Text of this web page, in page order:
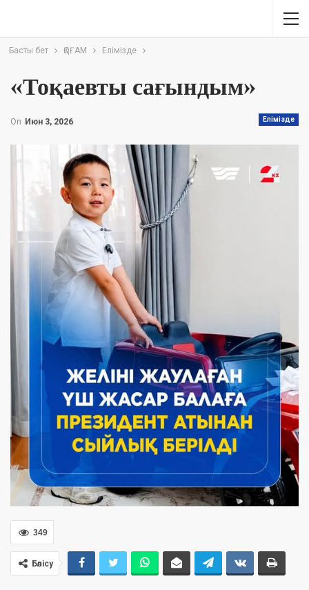
Басты бет ҚОҒАМ Елімізде
«Тоқаевты сағындым»
Елімізде
On Июн 3, 2026
349
Бөлісу